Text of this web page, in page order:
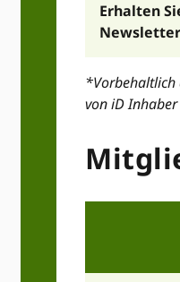
Erhalten
Newsletter
*Vorbehaltlich
von iD Inhaber